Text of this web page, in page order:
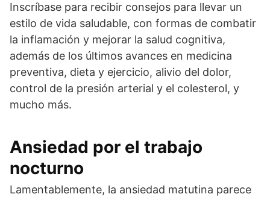
Inscríbase para recibir consejos para llevar un
estilo de vida saludable, con formas de combatir
la inflamación y mejorar la salud cognitiva,
además de los últimos avances en medicina
preventiva, dieta y ejercicio, alivio del dolor,
control de la presión arterial y el colesterol, y
mucho más.
Ansiedad por el trabajo
nocturno
Lamentablemente, la ansiedad matutina parece